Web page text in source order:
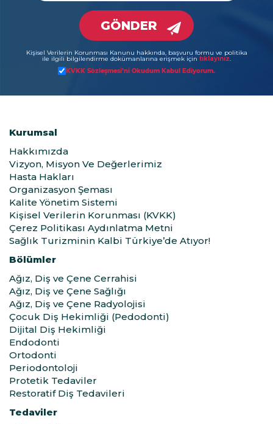
GÖNDER
Kişisel Verilerin Korunması Kanunu hakkında, başvuru formu ve politika
ile ilgili bilgilendirme dokümanlarına erişmek için tıklayınız.
KVKK Sözleşmesi’ni Okudum Kabul Ediyorum.
Kurumsal
Hakkımızda
Vizyon, Misyon Ve Değerlerimiz
Hasta Hakları
Organizasyon Şeması
Kalite Yönetim Sistemi
Kişisel Verilerin Korunması (KVKK)
Çerez Politikası Aydınlatma Metni
Sağlık Turizminin Kalbi Türkiye’de Atıyor!
Bölümler
Ağız, Diş ve Çene Cerrahisi
Ağız, Diş ve Çene Sağlığı
Ağız, Diş ve Çene Radyolojisi
Çocuk Diş Hekimliği (Pedodonti)
Dijital Diş Hekimliği
Endodonti
Ortodonti
Periodontoloji
Protetik Tedaviler
Restoratif Diş Tedavileri
Tedaviler